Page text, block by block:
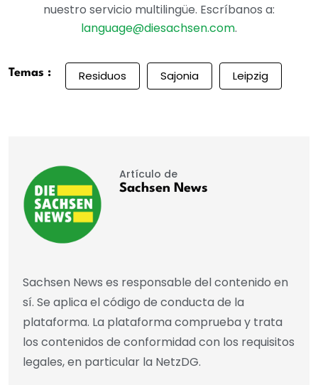
nuestro servicio multilingüe. Escríbanos a:
language@diesachsen.com.
Temas : Residuos Sajonia Leipzig
Artículo de
Sachsen News
Sachsen News es responsable del contenido en
sí. Se aplica el código de conducta de la
plataforma. La plataforma comprueba y trata
los contenidos de conformidad con los requisitos
legales, en particular la NetzDG.